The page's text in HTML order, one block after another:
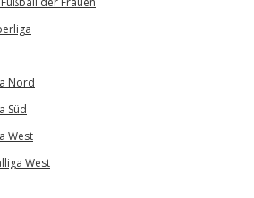
Nord
Süd
West
West